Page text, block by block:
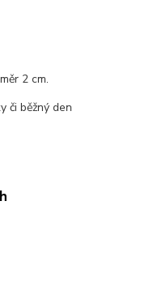
2 cm.
či běžný den